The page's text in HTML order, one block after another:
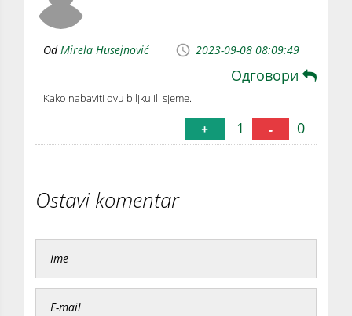
OdMirela Husejnović 2023-09-08 08:09:49
Одговори
Kako nabaviti ovu biljku ili sjeme.
+ 1 - 0
Ostavi komentar